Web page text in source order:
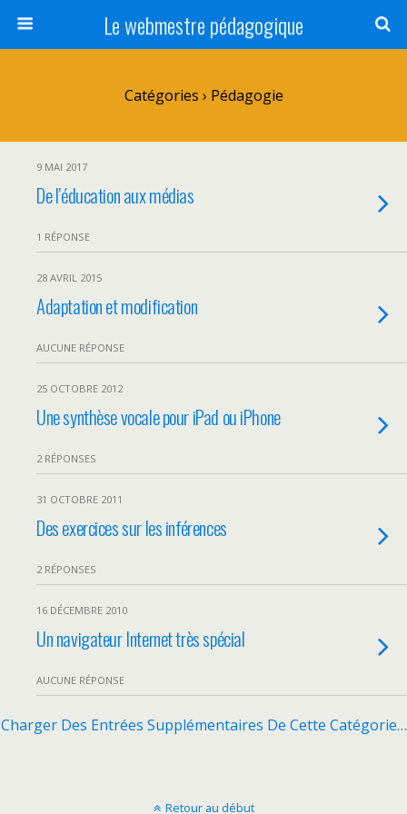
Le webmestre pédagogique
Catégories › Pédagogie
9 MAI 2017
De l’éducation aux médias
1 RÉPONSE
28 AVRIL 2015
Adaptation et modification
AUCUNE RÉPONSE
25 OCTOBRE 2012
Une synthèse vocale pour iPad ou iPhone
2 RÉPONSES
31 OCTOBRE 2011
Des exercices sur les inférences
2 RÉPONSES
16 DÉCEMBRE 2010
Un navigateur Internet très spécial
AUCUNE RÉPONSE
Charger Des Entrées Supplémentaires De Cette Catégorie…
Retour au début